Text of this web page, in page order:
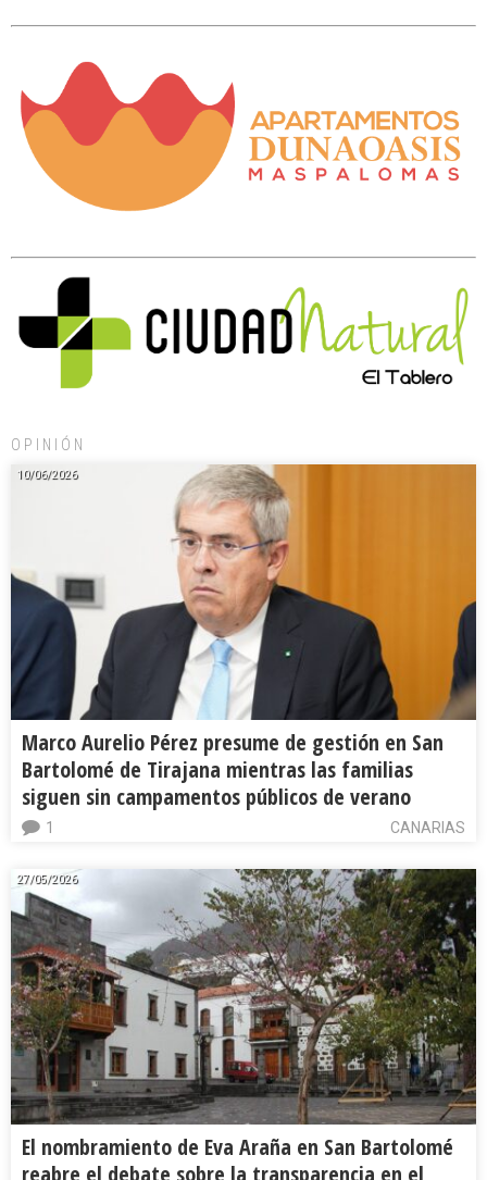
OPINIÓN
10/06/2026
Marco Aurelio Pérez presume de gestión en San
Bartolomé de Tirajana mientras las familias
siguen sin campamentos públicos de verano
CANARIAS
1
27/05/2026
El nombramiento de Eva Araña en San Bartolomé
reabre el debate sobre la transparencia en el